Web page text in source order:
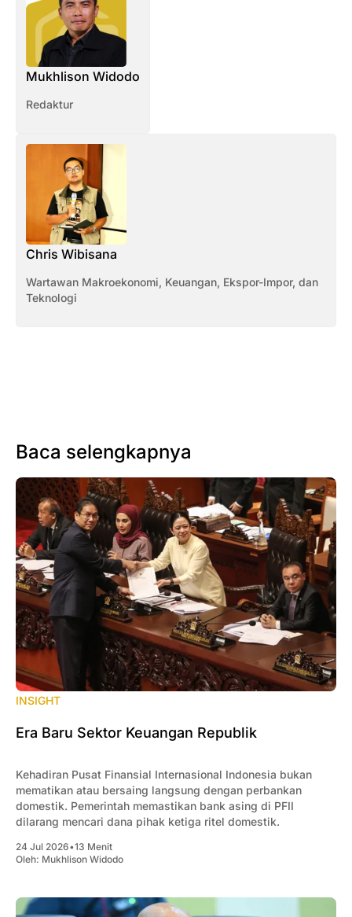
Mukhlison Widodo
Redaktur
Chris Wibisana
Wartawan Makroekonomi, Keuangan, Ekspor-Impor, dan
Teknologi
Baca selengkapnya
INSIGHT
Era Baru Sektor Keuangan Republik
Kehadiran Pusat Finansial Internasional Indonesia bukan
mematikan atau bersaing langsung dengan perbankan
domestik. Pemerintah memastikan bank asing di PFII
dilarang mencari dana pihak ketiga ritel domestik.
24 Jul 2026•13 Menit
Oleh: Mukhlison Widodo